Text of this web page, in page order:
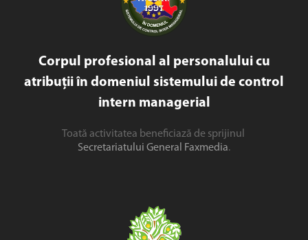
Corpul profesional al personalului cu
atribuții în domeniul sistemului de control
intern managerial
Toată activitatea beneficiază de sprijinul
Secretariatului General Faxmedia.